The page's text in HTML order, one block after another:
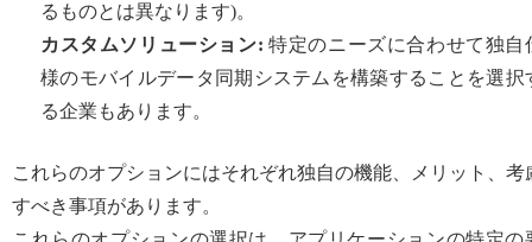
るものとは異なります)。
カスタムソリューション: 特定のニーズに合わせて独自
様のモバイルデータ同期システムを構築することを選択
る企業もあります。
これらのオプションにはそれぞれ独自の機能、メリット、考
すべき事項があります。